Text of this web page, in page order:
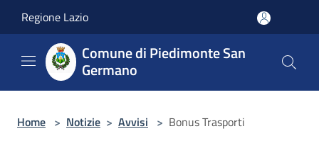
Regione Lazio
Comune di Piedimonte San
Germano
Home > Notizie > Avvisi > Bonus Trasporti